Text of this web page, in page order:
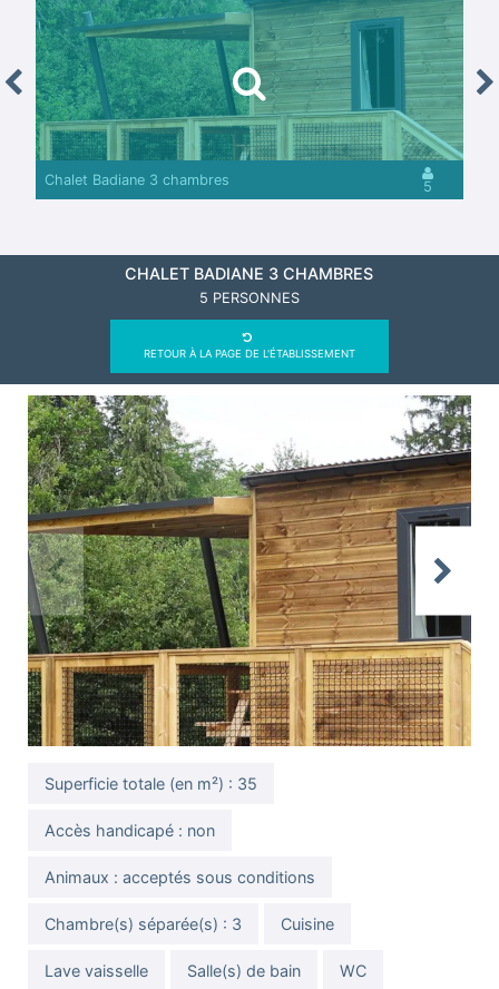
Chalet Badiane 3 chambres 5
CHALET BADIANE 3 CHAMBRES
5 PERSONNES
RETOUR À LA PAGE DE L'ÉTABLISSEMENT
Previous Next
Superficie totale (en m²) : 35
Accès handicapé : non
Animaux : acceptés sous conditions
Chambre(s) séparée(s) : 3 Cuisine
Lave vaisselle Salle(s) de bain WC